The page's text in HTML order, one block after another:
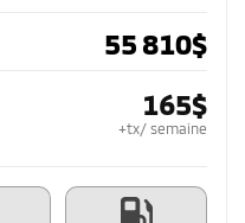
55 810$
165$
+tx/ semaine